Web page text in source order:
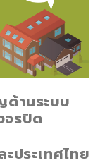
ด้านระบบ
จรปิด
ประเทศไทย